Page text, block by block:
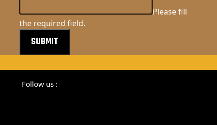
Please fill
the required field.
SUBMIT
Follow us :